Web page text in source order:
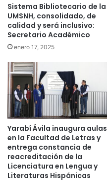
Sistema Bibliotecario de la
UMSNH, consolidado, de
calidad y será inclusivo:
Secretario Académico
enero 17, 2025
Yarabí Ávila inaugura aulas
en la Facultad de Letras y
entrega constancia de
reacreditación de la
Licenciatura en Lengua y
Literaturas Hispánicas